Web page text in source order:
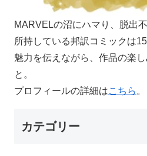
MARVELの沼にハマり、脱出
所持している邦訳コミックは
魅力を伝えながら、作品の楽
と。
プロフィールの詳細はこちら 。
カテゴリー